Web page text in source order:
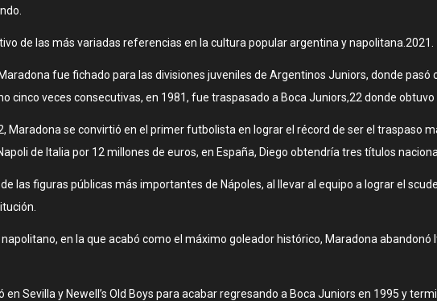
de las más variadas referencias en la cultura popular argentina y napolitana.20​21​.
fue fichado para las divisiones juveniles de Argentinos Juniors, donde
cinco veces consecutivas, en 1981, fue traspasado a Boca Juniors,22​ donde
Maradona se convirtió en el primer futbolista en lograr el récord de ser el traspaso
de Italia por 12 millones de euros, en España, Diego obtendría tres títulos
las figuras públicas más importantes de Nápoles, al llevar al equipo a lograr el
en la que acabó como el máximo goleador histórico, Maradona
en Sevilla y Newell’s Old Boys para acabar regresando a Boca Juniors en 1995 y